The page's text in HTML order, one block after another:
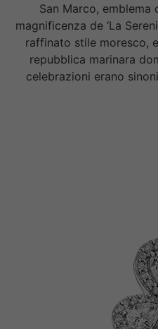
San Marco,
magnificenza de ‘La
raffinato stile moresco,
repubblica marinara
celebrazioni erano